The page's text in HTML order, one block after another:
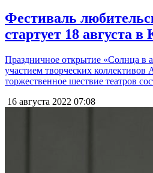
Фестиваль
стартует 18 августа в
Праздничное открытие «Солнца в
участием творческих коллективов
торжественное шествие театров
16 августа 2022 07:08